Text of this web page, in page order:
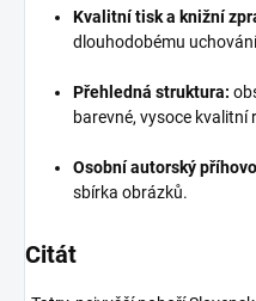
Kvalitní tisk a knižní
dlouhodobému
Přehledná struktura:
barevné, vysoce kvalitní
Osobní autorský
sbírka obrázků.
Citát